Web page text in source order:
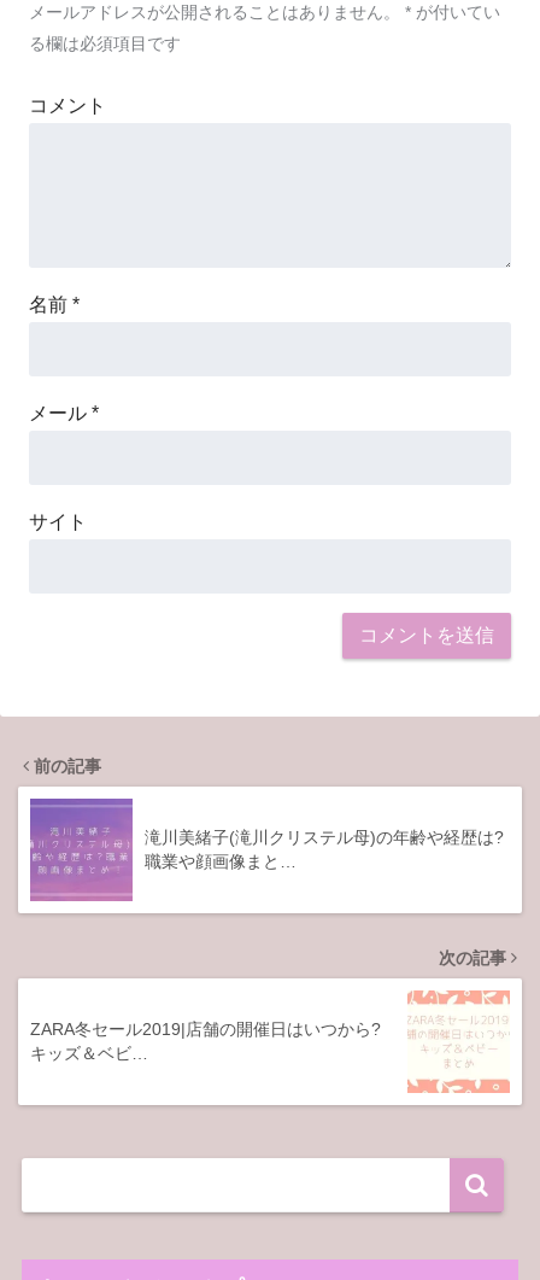
メールアドレスが公開されることはありません。 * が付いてい
る欄は必須項目です
コメント
名前 *
メール *
サイト
前の記事
滝川美緒子(滝川クリステル母)の年齢や経歴は?
職業や顔画像まと…
次の記事
ZARA冬セール2019|店舗の開催日はいつから?
キッズ＆ベビ…